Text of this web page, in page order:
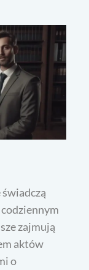
codziennym
zajmują
aktów
o